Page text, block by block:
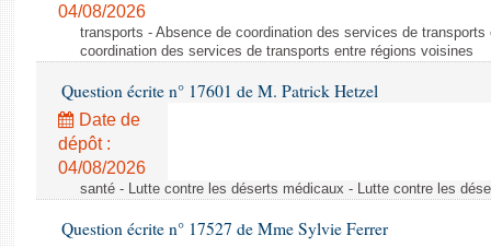
04/08/2026
transports - Absence de coordination des services de
coordination des services de transports entre régions voisines
Question écrite n° 17601 de M. Patrick Hetzel
Date de
dépôt :
04/08/2026
santé - Lutte contre les déserts médicaux - Lutte contre les
Question écrite n° 17527 de Mme Sylvie Ferrer